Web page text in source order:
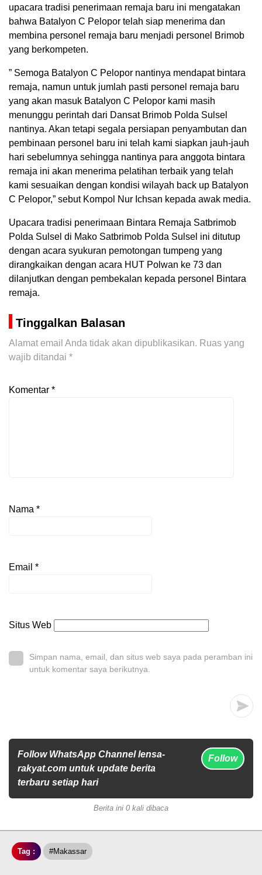
upacara tradisi penerimaan remaja baru ini mengatakan
bahwa Batalyon C Pelopor telah siap menerima dan
membina personel remaja baru menjadi personel Brimob
yang berkompeten.
” Semoga Batalyon C Pelopor nantinya mendapat bintara
remaja, namun untuk jumlah pasti personel remaja baru
yang akan masuk Batalyon C Pelopor kami masih
menunggu perintah dari Dansat Brimob Polda Sulsel
nantinya. Akan tetapi segala persiapan penyambutan dan
pembinaan personel baru ini telah kami siapkan jauh-jauh
hari sebelumnya sehingga nantinya para anggota bintara
remaja ini akan menerima pelatihan terbaik yang telah
kami sesuaikan dengan kondisi wilayah back up Batalyon
C Pelopor,” sebut Kompol Nur Ichsan kepada awak media.
Upacara tradisi penerimaan Bintara Remaja Satbrimob
Polda Sulsel di Mako Satbrimob Polda Sulsel ini ditutup
dengan acara syukuran pemotongan tumpeng yang
dirangkaikan dengan acara HUT Polwan ke 73 dan
dilanjutkan dengan pembekalan kepada personel Bintara
remaja.
Tinggalkan Balasan
Alamat email Anda tidak akan dipublikasikan. Ruas yang
wajib ditandai *
Komentar *
Nama *
Email *
Situs Web
Simpan nama, email, dan situs web saya pada peramban ini
untuk komentar saya berikutnya.
Follow WhatsApp Channel lensa-
rakyat.com untuk update berita
terbaru setiap hari
Follow
Berita ini 0 kali dibaca
Tag : #Makassar